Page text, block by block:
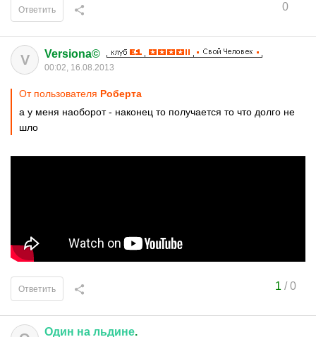
0
Ответить
V Versiona©
00:02, 16.08.2013
От пользователя Роберта
а у меня наоборот - наконец то получается то что долго не
шло
1 /0
Ответить
Один на льдине.